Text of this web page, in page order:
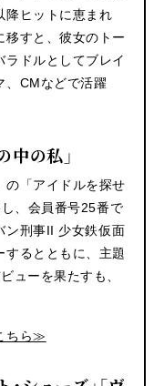
降ヒットに恵まれ
移すと、彼女のトー
ドルとしてブレイ
、CMなどで活躍
中の私」
の「アイドルを探せ
、会員番号25番で
ン刑事II 少女鉄仮面
するとともに、主題
ューを果たすも、
ちら≫